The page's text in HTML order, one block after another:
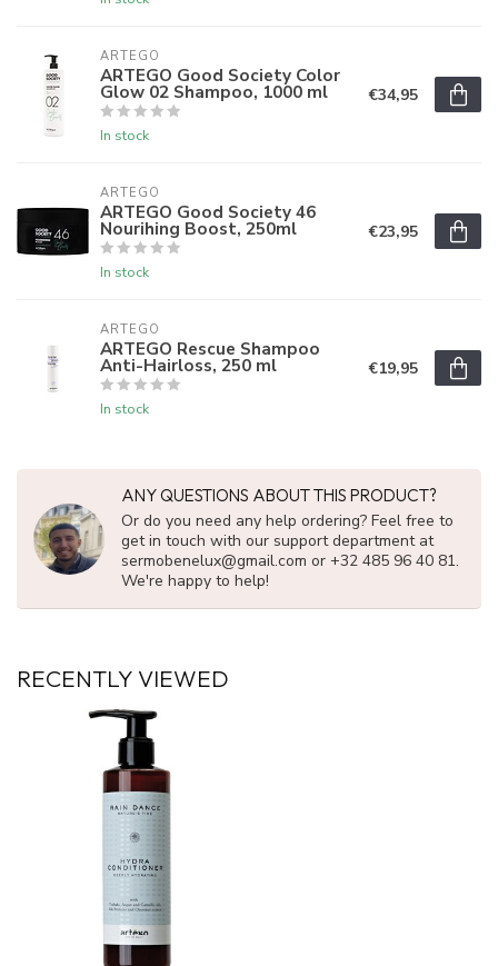
ARTEGO
ARTEGO Good Society Color
Glow 02 Shampoo, 1000 ml
In stock
€34,95
ARTEGO
ARTEGO Good Society 46
Nourihing Boost, 250ml
In stock
€23,95
ARTEGO
ARTEGO Rescue Shampoo
Anti-Hairloss, 250 ml
In stock
€19,95
ANY QUESTIONS ABOUT THIS PRODUCT?
Or do you need any help ordering? Feel free to
get in touch with our support department at
sermobenelux@gmail.com or +32 485 96 40 81.
We're happy to help!
RECENTLY VIEWED